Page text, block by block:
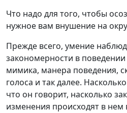
Что надо для того, чтобы
нужное вам внушение на
Прежде всего, умение
закономерности в
мимика, манера поведения,
голоса и так далее.
что он говорит, насколько
изменения происходят в нем